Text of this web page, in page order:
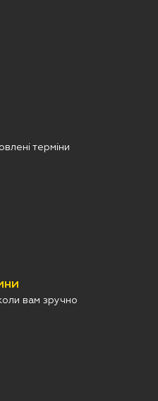
терміни
вам зручно